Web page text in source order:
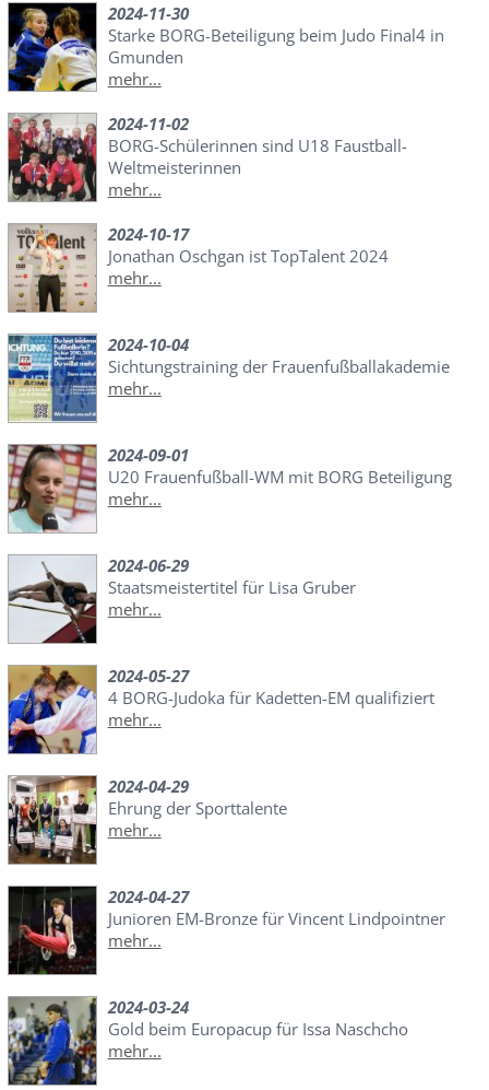
2024-11-30
Starke BORG-Beteiligung beim Judo Final4 in
Gmunden
mehr...
2024-11-02
BORG-Schülerinnen sind U18 Faustball-
Weltmeisterinnen
mehr...
2024-10-17
Jonathan Oschgan ist TopTalent 2024
mehr...
2024-10-04
Sichtungstraining der Frauenfußballakademie
mehr...
2024-09-01
U20 Frauenfußball-WM mit BORG Beteiligung
mehr...
2024-06-29
Staatsmeistertitel für Lisa Gruber
mehr...
2024-05-27
4 BORG-Judoka für Kadetten-EM qualifiziert
mehr...
2024-04-29
Ehrung der Sporttalente
mehr...
2024-04-27
Junioren EM-Bronze für Vincent Lindpointner
mehr...
2024-03-24
Gold beim Europacup für Issa Naschcho
mehr...